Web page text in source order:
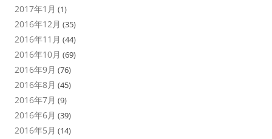
2017年1月 (1)
2016年12月 (35)
2016年11月 (44)
2016年10月 (69)
2016年9月 (76)
2016年8月 (45)
2016年7月 (9)
2016年6月 (39)
2016年5月 (14)